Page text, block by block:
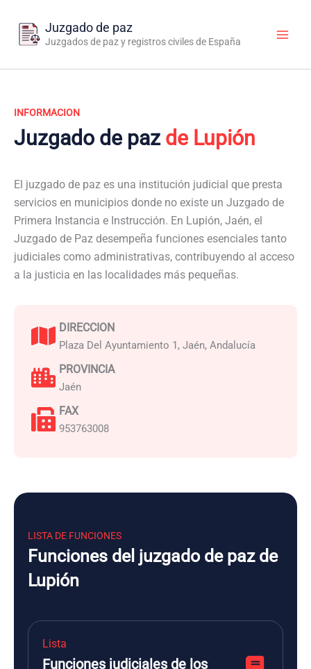
contenido
Juzgado de paz
Juzgados de paz y registros civiles de España
INFORMACION
Juzgado de paz de Lupión
El juzgado de paz es una institución judicial que presta
servicios en municipios donde no existe un Juzgado de
Primera Instancia e Instrucción. En Lupión, Jaén, el
Juzgado de Paz desempeña funciones esenciales tanto
judiciales como administrativas, contribuyendo al acceso
a la justicia en las localidades más pequeñas.
DIRECCION
Plaza Del Ayuntamiento 1, Jaén, Andalucía
PROVINCIA
Jaén
FAX
953763008
LISTA DE FUNCIONES
Funciones del juzgado de paz de
Lupión
Lista
Funciones judiciales de los